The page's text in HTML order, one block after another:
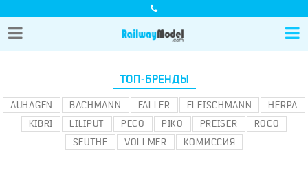
ТОП-БРЕНДЫ
AUHAGEN BACHMANN FALLER FLEISCHMANN
HERPA
KIBRI
LILIPUT PECO PIKO PREISER
ROCO
SEUTHE
VOLLMER КОМИССИЯ